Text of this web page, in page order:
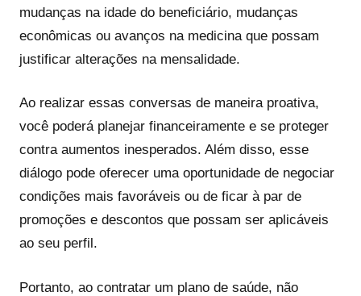
mudanças na idade do beneficiário, mudanças
econômicas ou avanços na medicina que possam
justificar alterações na mensalidade.
Ao realizar essas conversas de maneira proativa,
você poderá planejar financeiramente e se proteger
contra aumentos inesperados. Além disso, esse
diálogo pode oferecer uma oportunidade de negociar
condições mais favoráveis ou de ficar à par de
promoções e descontos que possam ser aplicáveis
ao seu perfil.
Portanto, ao contratar um plano de saúde, não